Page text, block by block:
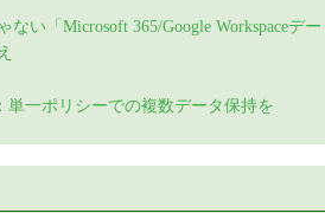
い「Microsoft 365/Google Workspaceデー
単一ポリシーでの複数データ保持を